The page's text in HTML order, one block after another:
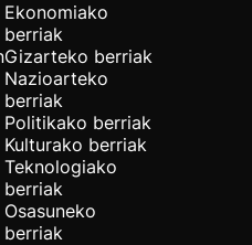
Ekonomiako
berriak
Gizarteko berriak
Nazioarteko
berriak
Politikako berriak
Kulturako berriak
Teknologiako
berriak
Osasuneko
berriak